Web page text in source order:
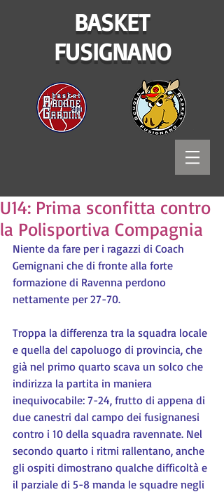
BASKET
FUSIGNANO
U14: Prima sconfitta contro
la Polisportiva Compagnia
Niente da fare per i ragazzi di Coach
Gemignani che di fronte alla forte
formazione di Ravenna perdono
nettamente per 27-70.
Troppa la differenza tra la squadra locale
e quella del capoluogo di provincia, che
già nel primo quarto scava un solco che
indirizza la partita in maniera
inequivocabile: 7-24, frutto di appena di
due canestri dal campo dei fusignanesi
contro i 10 della squadra ravennate. Nel
secondo quarto i ritmi rallentano, anche
gli ospiti dimostrano qualche difficoltà e
il parziale di 5-8 manda le squadre negli